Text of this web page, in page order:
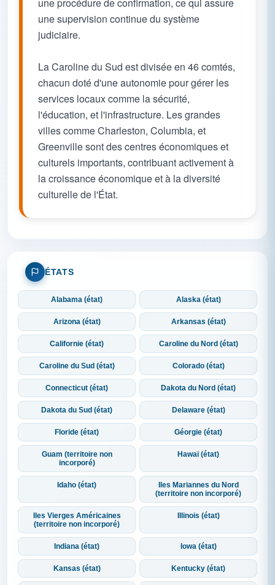
une procédure de confirmation, ce qui assure
une supervision continue du système
judiciaire.
La Caroline du Sud est divisée en 46 comtés,
chacun doté d'une autonomie pour gérer les
services locaux comme la sécurité,
l'éducation, et l'infrastructure. Les grandes
villes comme Charleston, Columbia, et
Greenville sont des centres économiques et
culturels importants, contribuant activement à
la croissance économique et à la diversité
culturelle de l'État.
ÉTATS
Alabama (état) Alaska (état)
Arizona (état) Arkansas (état)
Californie (état) Caroline du Nord (état)
Caroline du Sud (état) Colorado (état)
Connecticut (état) Dakota du Nord (état)
Dakota du Sud (état) Delaware (état)
Floride (état) Géorgie (état)
Guam (territoire non
incorporé)
Hawaï (état)
Idaho (état)
Iles Mariannes du Nord
(territoire non incorporé)
Iles Vierges Américaines
(territoire non incorporé)
Illinois (état)
Indiana (état) Iowa (état)
Kansas (état) Kentucky (état)